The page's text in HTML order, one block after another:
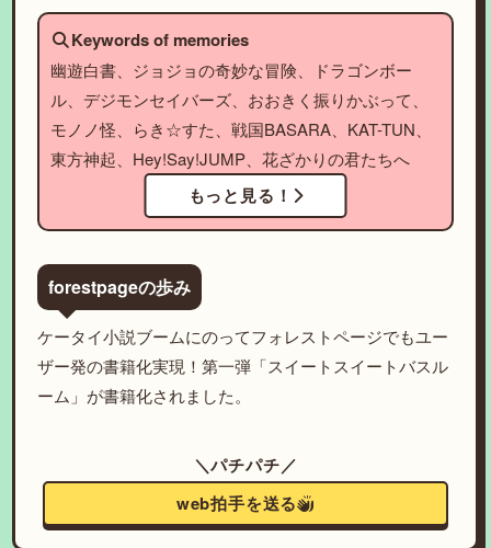
Keywords of memories
幽遊白書、ジョジョの奇妙な冒険、ドラゴンボー
ル、デジモンセイバーズ、おおきく振りかぶって、
モノノ怪、らき☆すた、戦国BASARA、KAT-TUN、
東方神起、Hey!Say!JUMP、花ざかりの君たちへ
もっと見る！
forestpageの歩み
ケータイ小説ブームにのってフォレストページでもユー
ザー発の書籍化実現！第一弾「スイートスイートバスル
ーム」が書籍化されました。
＼パチパチ／
web拍手を送る